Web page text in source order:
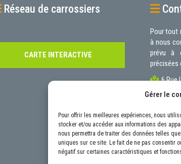
Gérer le
Pour offrir les meilleures expériences, nous
stocker et/ou accéder aux informations des
nous permettra de traiter des données telles
uniques sur ce site. Le fait de ne pas consentir
négatif sur certaines caractéristiques et
Réseau de carrossiers
CARTE INTERACTIVE
Pour tout
à nous
prévu à
précisées
6 Rue